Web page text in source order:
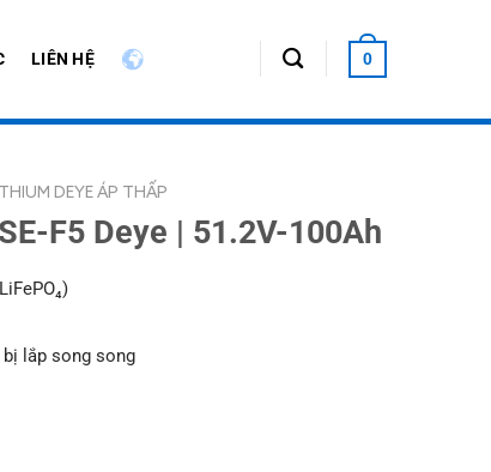
LIÊN HỆ 0
DEYE ÁP THẤP
F5 Deye | 51.2V-100Ah
lắp song song